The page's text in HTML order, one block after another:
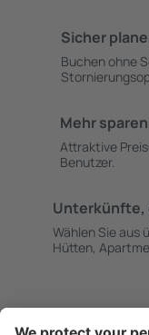
Sicher
Buchen ohne
Mehr sparen
Attraktive
Benutzer.
Unterkünfte,
Wählen Sie aus
Hütten,
Meist